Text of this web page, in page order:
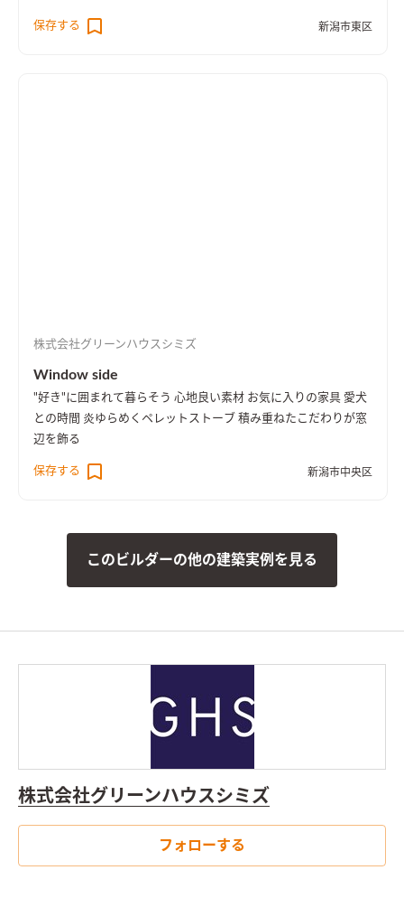
保存する 新潟市東区
株式会社グリーンハウスシミズ
Window side
"好き"に囲まれて暮らそう 心地良い素材 お気に入りの家具 愛犬
との時間 炎ゆらめくペレットストーブ 積み重ねたこだわりが窓
辺を飾る
保存する 新潟市中央区
このビルダーの他の建築実例を見る
株式会社グリーンハウスシミズ
フォローする